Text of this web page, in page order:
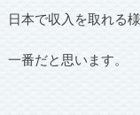
日本で収入を取れる
一番だと思います。